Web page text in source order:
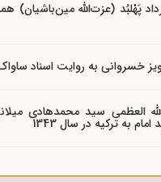
پَهْلبُد (عزت‌الله
خسروانی به روایت اسناد
العظمی سید محمدهادی
به ترکیه در سال 1343